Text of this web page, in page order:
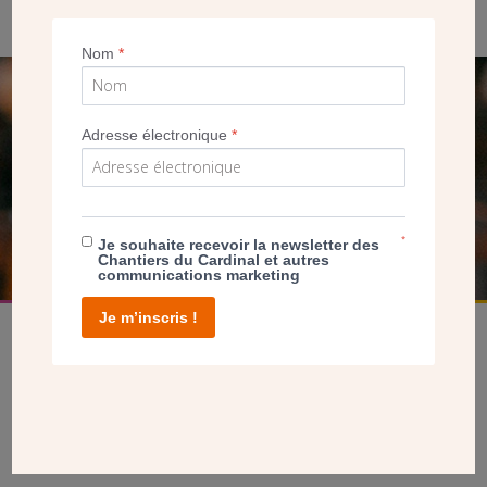
SEUL VOTRE DON
NOUS PERMET D’AGIR
FAIRE UN DON
Nom*
Adresse électronique*
Je souhaite recevoir la newsletter des
Chantiers du Cardinal et autres
communications marketing
*
Je m’inscris !